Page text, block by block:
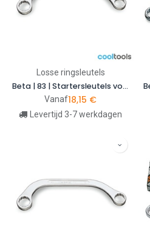
Losse ringsleutels
Beta | 83 | Startersleutels voor startmotoren
Vanaf18,15 €
Levertijd 3-7 werkdagen